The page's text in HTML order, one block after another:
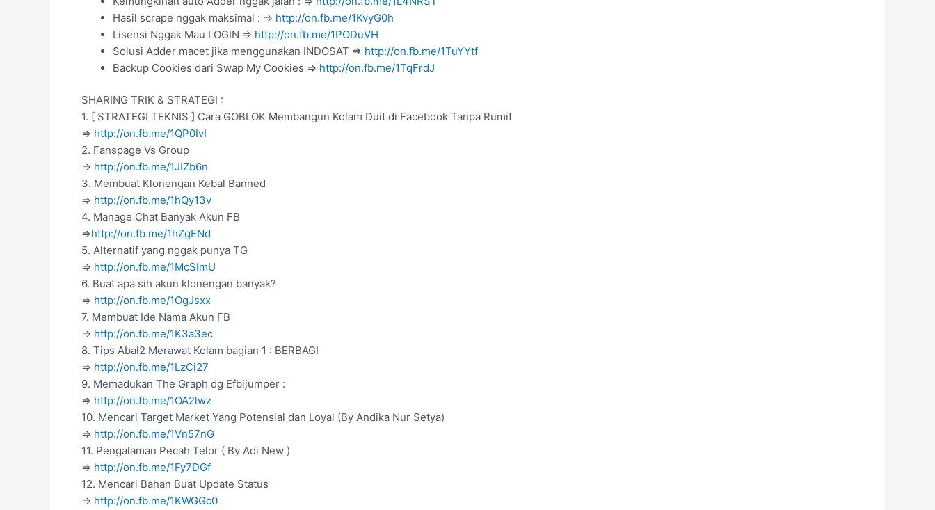
Hasil scrape nggak maksimal : => http://on.fb.me/1KvyG0h
Lisensi Nggak Mau LOGIN => http://on.fb.me/1PODuVH
Solusi Adder macet jika menggunakan INDOSAT => http://on.fb.me/1TuYYtf
Backup Cookies dari Swap My Cookies => http://on.fb.me/1TqFrdJ
SHARING TRIK & STRATEGI :
1. [ STRATEGI TEKNIS ] Cara GOBLOK Membangun Kolam Duit di Facebook Tanpa Rumit
=> http://on.fb.me/1QP0IvI
2. Fanspage Vs Group
=> http://on.fb.me/1JIZb6n
3. Membuat Klonengan Kebal Banned
=> http://on.fb.me/1hQy13v
4. Manage Chat Banyak Akun FB
=>http://on.fb.me/1hZgENd
5. Alternatif yang nggak punya TG
=> http://on.fb.me/1McSImU
6. Buat apa sih akun klonengan banyak?
=> http://on.fb.me/1OgJsxx
7. Membuat Ide Nama Akun FB
=> http://on.fb.me/1K3a3ec
8. Tips Abal2 Merawat Kolam bagian 1 : BERBAGI
=> http://on.fb.me/1LzCi27
9. Memadukan The Graph dg Efbijumper :
=> http://on.fb.me/1OA2lwz
10. Mencari Target Market Yang Potensial dan Loyal (By Andika Nur Setya)
=> http://on.fb.me/1Vn57nG
11. Pengalaman Pecah Telor ( By Adi New )
=> http://on.fb.me/1Fy7DGf
12. Mencari Bahan Buat Update Status
=> http://on.fb.me/1KWGGc0